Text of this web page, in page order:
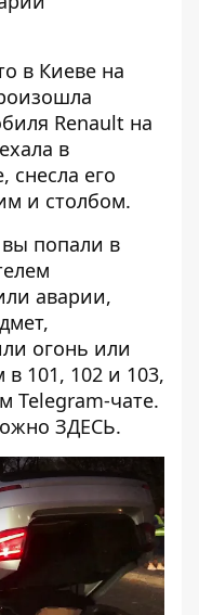
в Киеве на
Renault на
в
, снесла его
и столбом.
попали в
аварии,
огонь или
101, 102 и 103,
Telegram-чате.
ЗДЕСЬ.